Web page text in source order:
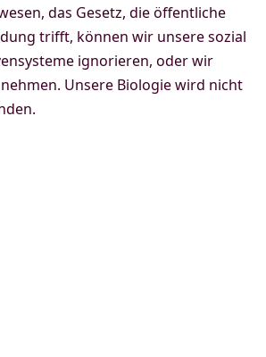
das Gesetz, die öffentliche
trifft, können wir unsere sozial
ignorieren, oder wir
Unsere Biologie wird nicht